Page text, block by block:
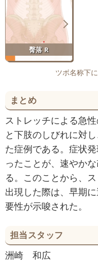
臀落 R
ツボ名称下
まとめ
ストレッチによる急
と下肢のしびれに対
た症例である。症状
ったことが、速やか
る。このことから、
出現した際は、早期
要性が示唆された。
担当スタッフ
洲崎 和広